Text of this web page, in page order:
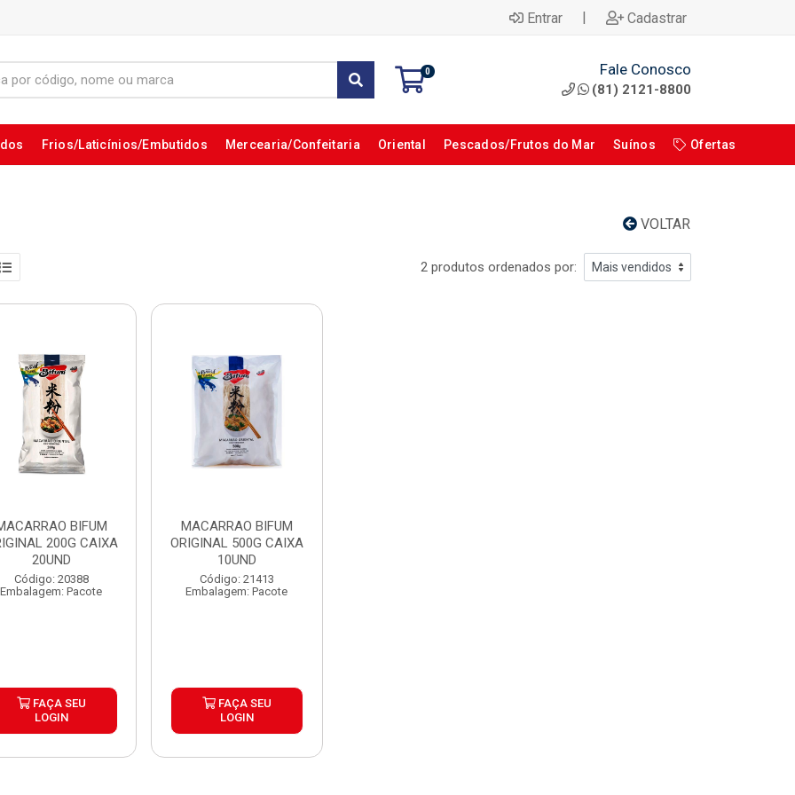
Entrar | Cadastrar
0 Fale Conosco
(81) 2121-8800
Frios/Laticínios/Embutidos Mercearia/Confeitaria Oriental Pescados/Frutos do Mar Suínos Ofertas
VOLTAR
2 produtos ordenados por:
BIFUM
200G CAIXA
20UND
Código: 20388
Embalagem: Pacote
FAÇA SEU
LOGIN
MACARRAO BIFUM
ORIGINAL 500G CAIXA
10UND
Código: 21413
Embalagem: Pacote
FAÇA SEU
LOGIN